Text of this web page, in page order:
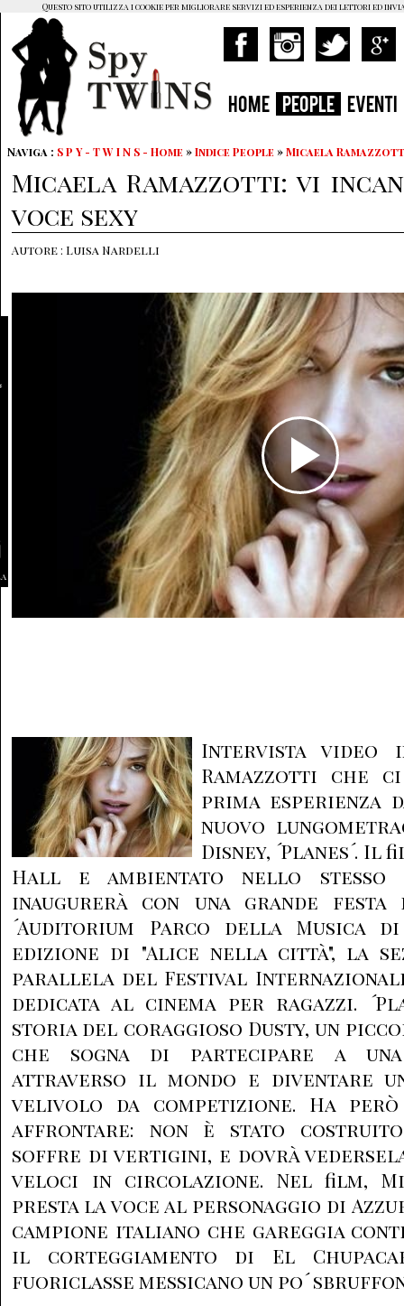
HOME PEOPLE EVENTI
Naviga : S P Y - T W I N S - Home »Indice People »Micaela
Micaela Ramazzotti: vi
voce sexy
Autore : Luisa Nardelli
Intervista video
Ramazzotti che
prima esperienza
nuovo
Disney, ´Planes´.
Hall e ambientato nello stesso
inaugurerà con una grande festa
´Auditorium Parco della Musica
edizione di "Alice nella città", la
parallela del Festival
dedicata al cinema per ragazzi.
storia del coraggioso Dusty, un
che sogna di partecipare a
attraverso il mondo e diventare
velivolo da competizione. Ha
affrontare: non è stato
soffre di vertigini, e dovrà
veloci in circolazione. Nel film,
presta la voce al personaggio di
campione italiano che gareggia
il corteggiamento di El
fuoriclasse messicano un po´
Questo sito utilizza i cookie per migliorare servizi ed esperienza dei lettori ed